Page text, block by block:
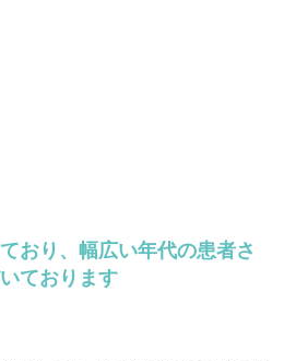
おり、幅広い年代の患者さ
ております